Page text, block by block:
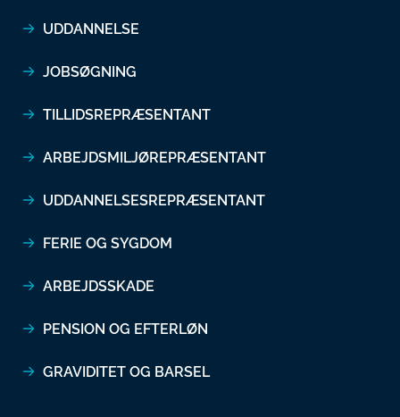
UDDANNELSE
JOBSØGNING
TILLIDSREPRÆSENTANT
ARBEJDSMILJØREPRÆSENTANT
UDDANNELSESREPRÆSENTANT
FERIE OG SYGDOM
ARBEJDSSKADE
PENSION OG EFTERLØN
GRAVIDITET OG BARSEL